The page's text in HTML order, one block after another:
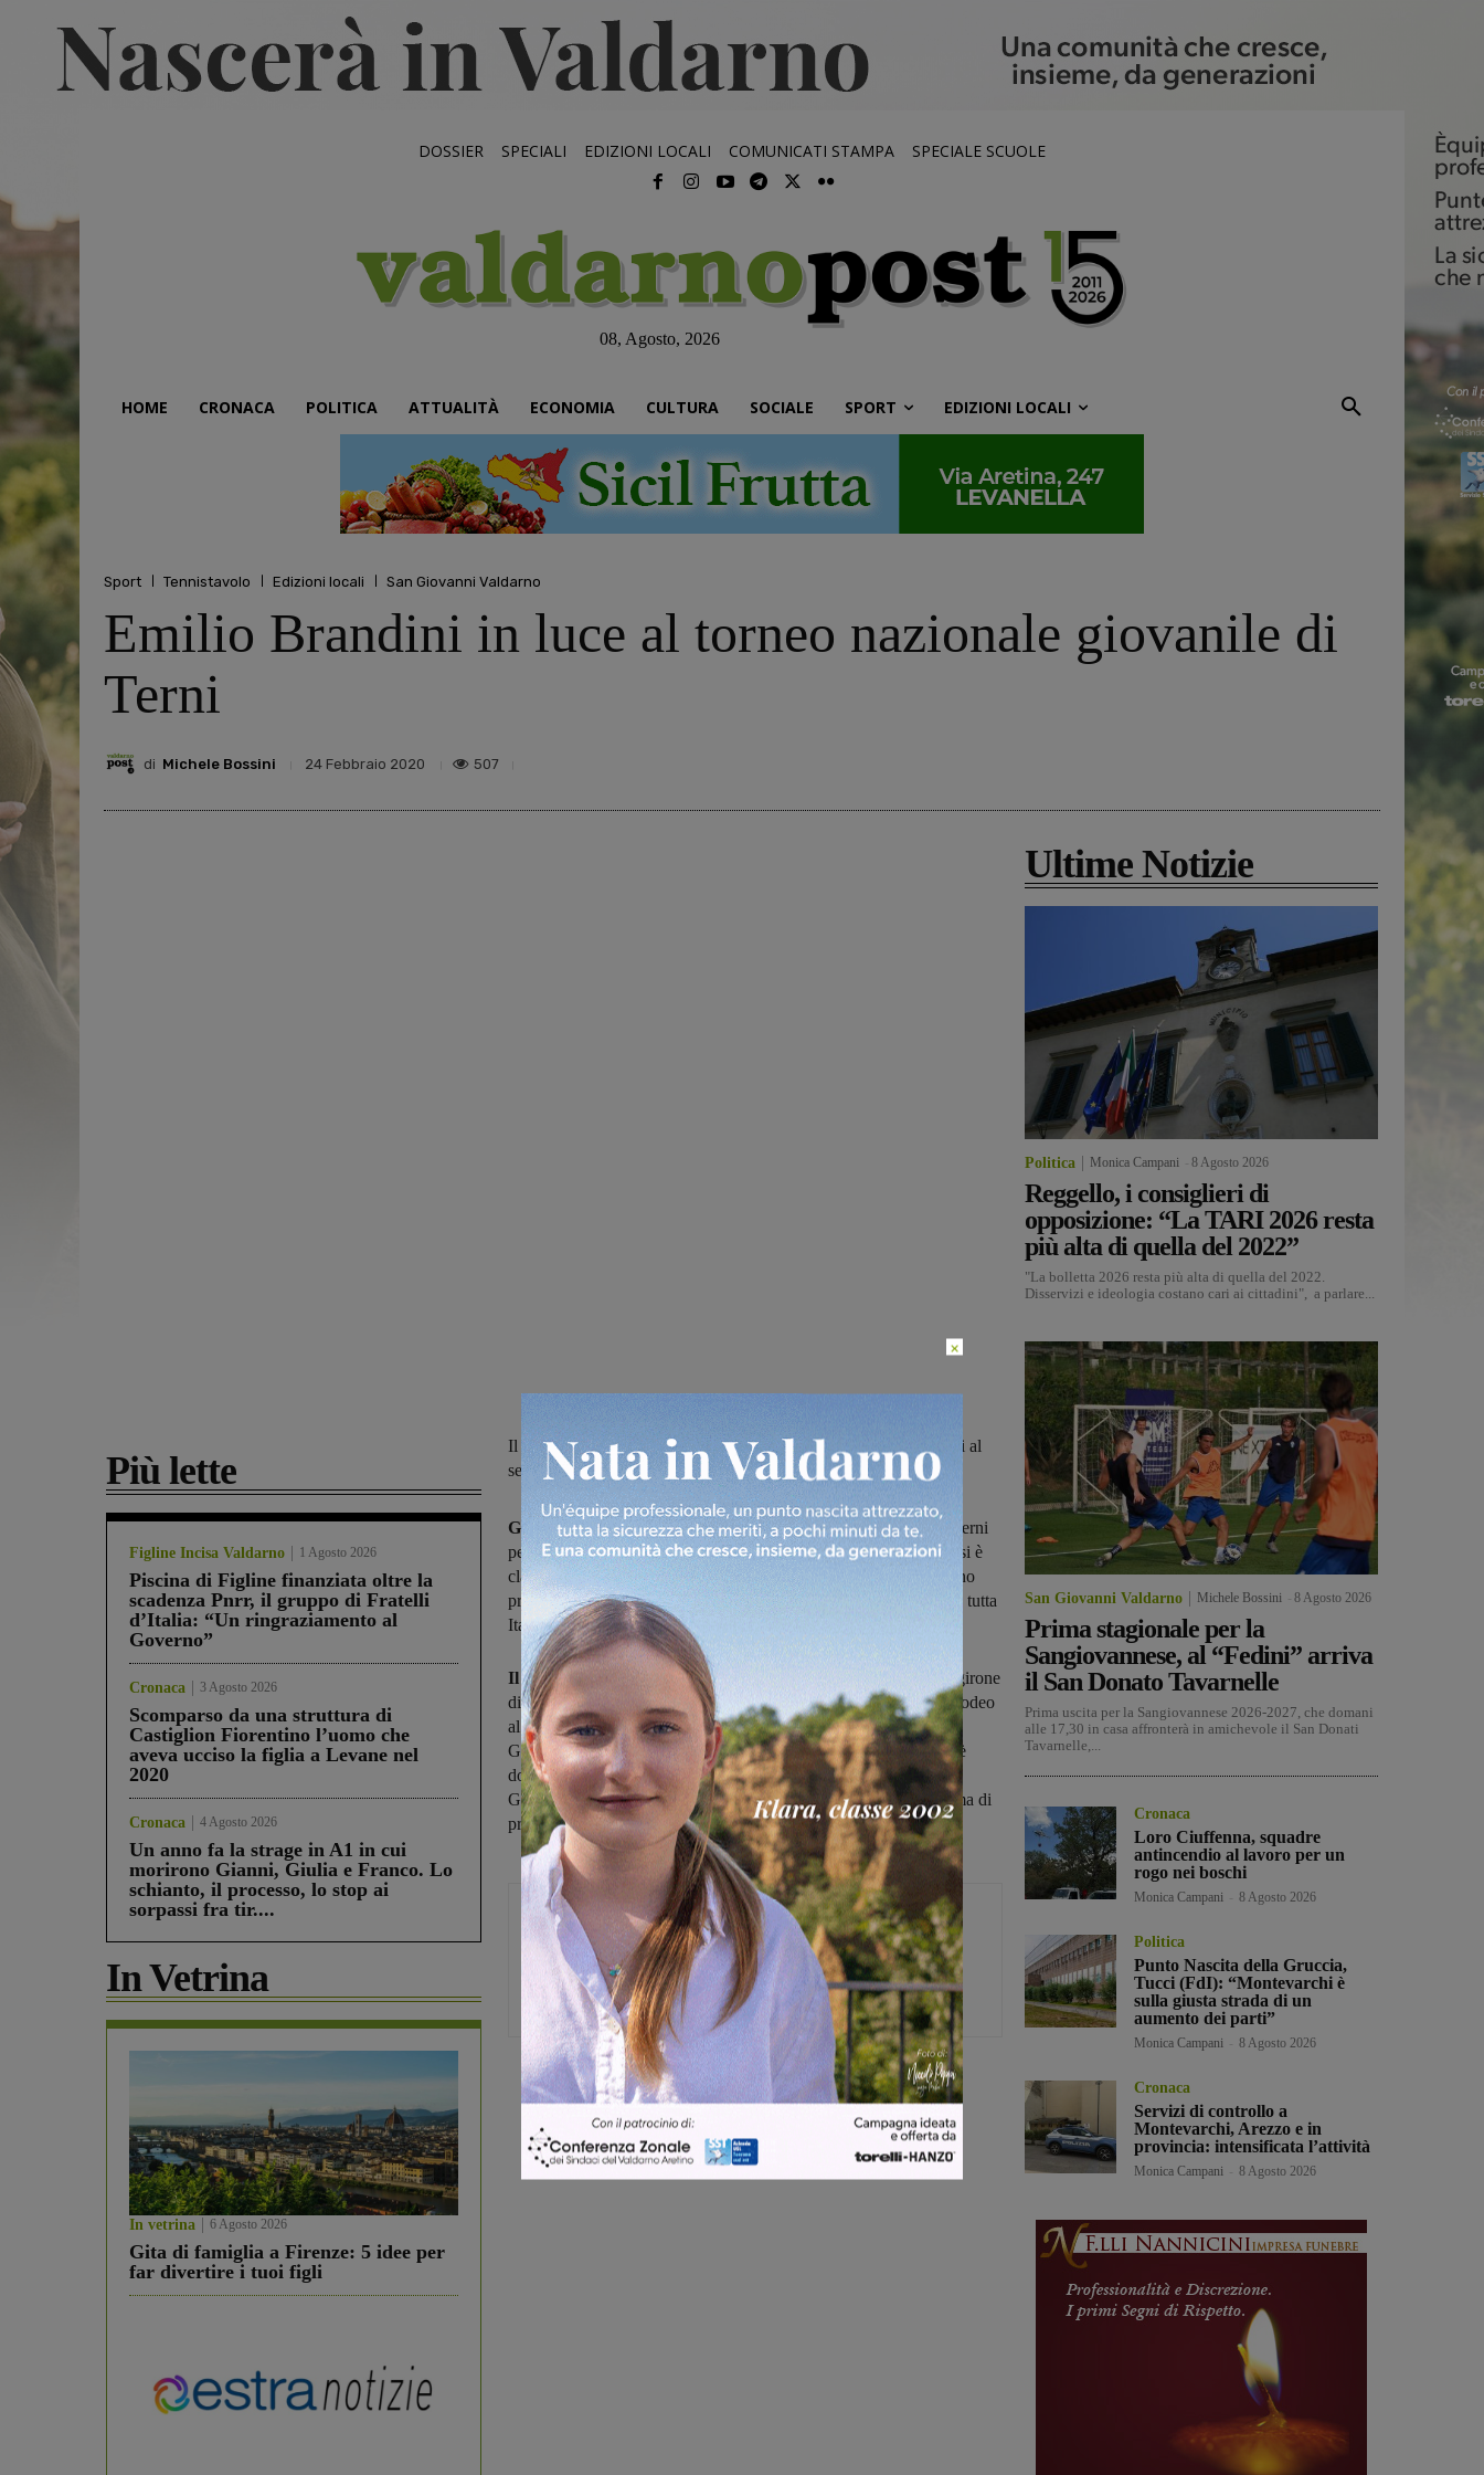
DOSSIER SPECIALI EDIZIONI LOCALI COMUNICATI STAMPA SPECIALE SCUOLE
08, Agosto, 2026
HOME CRONACA POLITICA ATTUALITÀ ECONOMIA CULTURA SOCIALE SPORT EDIZIONI LOCALI
Sport Tennistavolo Edizioni locali San Giovanni Valdarno
Emilio Brandini in luce al torneo nazionale giovanile di
Terni
di Michele Bossini 24 Febbraio 2020 507
Più lette
Figline Incisa Valdarno 1 Agosto 2026
Piscina di Figline finanziata oltre la
scadenza Pnrr, il gruppo di Fratelli
d’Italia: “Un ringraziamento al
Governo”
Cronaca 3 Agosto 2026
Scomparso da una struttura di
Castiglion Fiorentino l’uomo che
aveva ucciso la figlia a Levane nel
2020
Cronaca 4 Agosto 2026
Un anno fa la strage in A1 in cui
morirono Gianni, Giulia e Franco. Lo
schianto, il processo, lo stop ai
sorpassi fra tir....
In Vetrina
In vetrina 6 Agosto 2026
Gita di famiglia a Firenze: 5 idee per
far divertire i tuoi figli
Il giovane pongista del T.T. Valdarno ottavo nella categoria allievi al
secondo torneo nazionale giovanile di tennistavolo
Grande prestazionenel secondo torneo nazionale giovanile di Terni
per Emilio Brandini, giocatore del Tennistavolo Valdarno che è si è
classificato all'ottavo posto in una manifestazione alla quale hanno
preso parte oltre ottanta atleti della categoria allievi provenienti da tutta
Italia.
Il giovane valdarnese (classe 2005) ha superato agevolmente il girone
di qualificazione, poi ha sconfitto prima il calabrese Pasquale Amodeo
al termine di una grande rimonta, quindi il marchigiano Michele
Giampaoletti.Arrivato a un passo dalle semifinali,Brandini si è
dovuto arrendere contro il numero tre del torneo, ossia il torinese
Giacomo Allegranza, che ha però dovuto faticare abbastanza prima di
prevalere.
Michele Bossini
Share
Ultime Notizie
Politica Monica Campani 8 Agosto 2026
Reggello, i consiglieri di
opposizione: “La TARI 2026 resta
più alta di quella del 2022”
"La bolletta 2026 resta più alta di quella del 2022.
Disservizi e ideologia costano cari ai cittadini", a parlare...
San Giovanni Valdarno Michele Bossini 8 Agosto 2026
Prima stagionale per la
Sangiovannese, al “Fedini” arriva
il San Donato Tavarnelle
Prima uscita per la Sangiovannese 2026-2027, che domani
alle 17,30 in casa affronterà in amichevole il San Donati
Tavarnelle,...
Cronaca
Loro Ciuffenna, squadre
antincendio al lavoro per un
rogo nei boschi
Monica Campani 8 Agosto 2026
Politica
Punto Nascita della Gruccia,
Tucci (FdI): “Montevarchi è
sulla giusta strada di un
aumento dei parti”
Monica Campani 8 Agosto 2026
Cronaca
Servizi di controllo a
Montevarchi, Arezzo e in
provincia: intensificata l’attività
Monica Campani 8 Agosto 2026
×